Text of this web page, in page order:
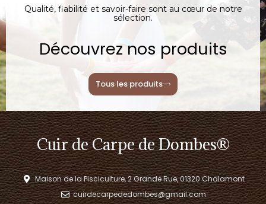
Qualité, fiabilité et savoir-faire sont au cœur de notre
sélection.
Découvrez nos produits
Tous les produits
Cuir de Carpe de Dombes®
Maison de la Pisciculture, 2 Grande Rue, 01320 Chalamont
cuirdecarpededombes@gmail.com